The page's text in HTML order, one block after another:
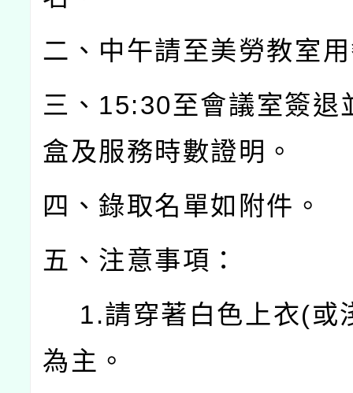
二、中午請至美勞教室
三、15:30至會議室簽退
盒及服務時數證明。
四、錄取名單如附件。
五、注意事項：
1.請穿著白色上衣(或
為主。